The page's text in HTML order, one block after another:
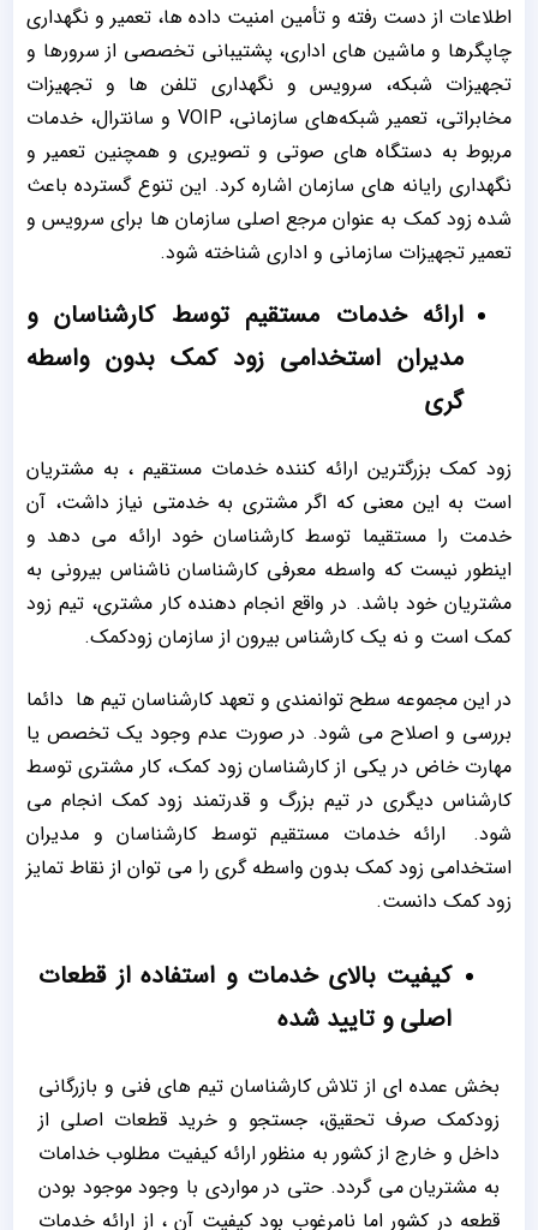
اطلاعات از دست رفته و تأمین امنیت داده ‌ها، تعمیر و نگهداری
چاپگرها و ماشین ‌های اداری، پشتیبانی تخصصی از سرورها و
تجهیزات شبکه، سرویس و نگهداری تلفن‌ ها و تجهیزات
مخابراتی، تعمیر شبکه‌های سازمانی، VOIP و سانترال، خدمات
مربوط به دستگاه‌ های صوتی و تصویری و همچنین تعمیر و
نگهداری رایانه‌ های سازمان اشاره کرد. این تنوع گسترده باعث
شده زود کمک به عنوان مرجع اصلی سازمان‌ ها برای سرویس و
تعمیر تجهیزات سازمانی و اداری شناخته شود.
ارائه خدمات مستقیم توسط کارشناسان و
مدیران استخدامی زود کمک بدون واسطه
گری
زود کمک بزرگترین ارائه کننده خدمات مستقیم ، به مشتریان
است به این معنی که اگر مشتری به خدمتی نیاز داشت، آن
خدمت را مستقیما توسط کارشناسان خود ارائه می دهد و
اینطور نیست که واسطه معرفی کارشناسان ناشناس بیرونی به
مشتریان خود باشد. در واقع انجام دهنده کار مشتری، تیم زود
کمک است و نه یک کارشناس بیرون از سازمان زودکمک.
در این مجموعه سطح توانمندی و تعهد کارشناسان تیم ها دائما
بررسی و اصلاح می شود. در صورت عدم وجود یک تخصص یا
مهارت خاض در یکی از کارشناسان زود کمک، کار مشتری توسط
کارشناس دیگری در تیم بزرگ و قدرتمند زود کمک انجام می
شود. ارائه خدمات مستقیم توسط کارشناسان و مدیران
استخدامی زود کمک بدون واسطه گری را می توان از نقاط تمایز
زود کمک دانست.
کیفیت بالای خدمات و استفاده از قطعات
اصلی و تایید شده
بخش عمده ای از تلاش کارشناسان تیم های فنی و بازرگانی
زودکمک صرف تحقیق، جستجو و خرید قطعات اصلی از
داخل و خارج از کشور به منظور ارائه کیفیت مطلوب خدامات
به مشتریان می گردد. حتی در مواردی با وجود موجود بودن
قطعه در کشور اما نامرغوب بود کیفیت آن ، از ارائه خدمات